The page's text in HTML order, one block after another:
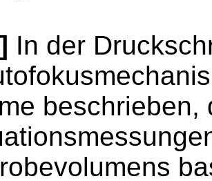
In der
beschrieben,